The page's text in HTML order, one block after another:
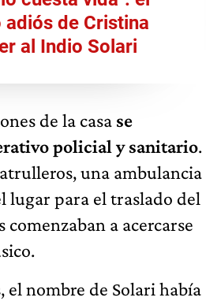
de Cristina
al Indio Solari
de la casa se
policial y sanitario.
una ambulancia
lugar para el traslado del
a acercarse
el nombre de Solari había